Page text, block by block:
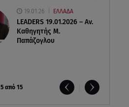
19.01.26 ΕΛΛΑΔΑ
LEADERS 19.01.2026 – Αν.
Καθηγητής Μ.
Παπάζογλου
5 από 15